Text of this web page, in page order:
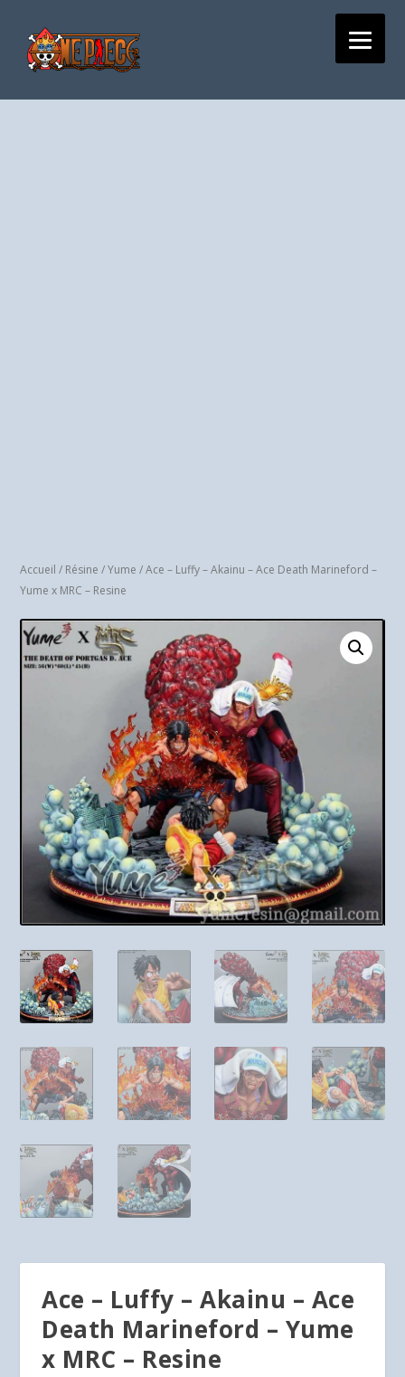
Accueil / Résine /Yume / Ace – Luffy – Akainu – Ace Death Marineford –
Yume x MRC – Resine
Ace – Luffy – Akainu – Ace
Death Marineford – Yume
x MRC – Resine